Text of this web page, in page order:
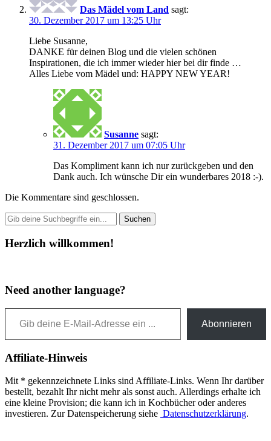
Das Mädel vom Land sagt:
30. Dezember 2017 um 13:25 Uhr
Liebe Susanne,
DANKE für deinen Blog und die vielen schönen
Inspirationen, die ich immer wieder hier bei dir finde …
Alles Liebe vom Mädel und: HAPPY NEW YEAR!
Susanne sagt:
31. Dezember 2017 um 07:05 Uhr
Das Kompliment kann ich nur zurückgeben und den
Dank auch. Ich wünsche Dir ein wunderbares 2018 :-).
Die Kommentare sind geschlossen.
Herzlich willkommen!
Need another language?
Gib deine E-Mail-Adresse ein ...
Abonnieren
Affiliate-Hinweis
Mit * gekennzeichnete Links sind Affiliate-Links. Wenn Ihr darüber
bestellt, bezahlt Ihr nicht mehr als sonst auch. Allerdings erhalte ich
eine kleine Provision; die kann ich in Kochbücher oder anderes
investieren. Zur Datenspeicherung siehe Datenschutzerklärung.